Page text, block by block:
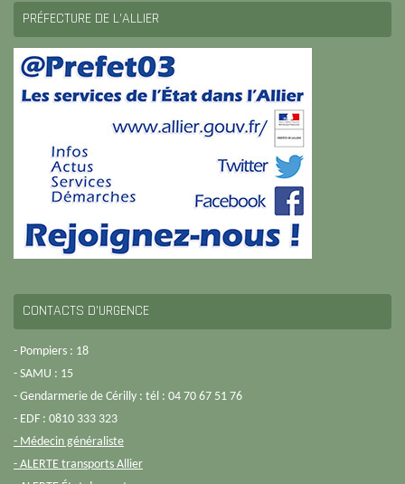
PRÉFECTURE DE L’ALLIER
CONTACTS D’URGENCE
- Pompiers : 18
- SAMU : 15
- Gendarmerie de Cérilly : tél : 04 70 67 51 76
- EDF : 0810 333 323
- Médecin généraliste
- ALERTE transports Allier